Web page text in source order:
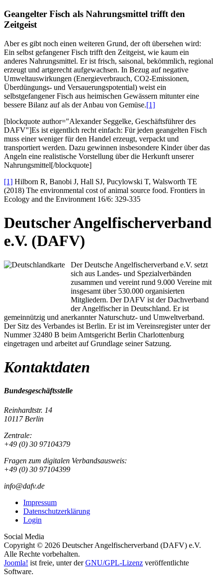
Geangelter Fisch als Nahrungsmittel trifft den
Zeitgeist
Aber es gibt noch einen weiteren Grund, der oft übersehen wird:
Ein selbst gefangener Fisch trifft den Zeitgeist, wie kaum ein
anderes Nahrungsmittel. Er ist frisch, saisonal, bekömmlich, regional
erzeugt und artgerecht aufgewachsen. In Bezug auf negative
Umweltauswirkungen (Energieverbrauch, CO2-Emissionen,
Überdüngungs- und Versauerungspotential) weist ein
selbstgefangener Fisch aus heimischen Gewässern mitunter eine
bessere Bilanz auf als der Anbau von Gemüse.[1]
[blockquote author="Alexander Seggelke, Geschäftsführer des
DAFV"]Es ist eigentlich recht einfach: Für jeden geangelten Fisch
muss einer weniger für den Handel erzeugt, verpackt und
transportiert werden. Dazu gewinnen insbesondere Kinder über das
Angeln eine realistische Vorstellung über die Herkunft unserer
Nahrungsmittel[/blockquote]
[1] Hilborn R, Banobi J, Hall SJ, Pucylowski T, Walsworth TE
(2018) The environmental cost of animal source food. Frontiers in
Ecology and the Environment 16/6: 329-335
Deutscher Angelfischerverband
e.V. (DAFV)
Der Deutsche Angelfischerverband e.V. setzt
sich aus Landes- und Spezialverbänden
zusammen und vereint rund 9.000 Vereine mit
insgesamt über 530.000 organisierten
Mitgliedern. Der DAFV ist der Dachverband
der Angelfischer in Deutschland. Er ist
gemeinnützig und anerkannter Naturschutz- und Umweltverband.
Der Sitz des Verbandes ist Berlin. Er ist im Vereinsregister unter der
Nummer 32480 B beim Amtsgericht Berlin Charlottenburg
eingetragen und arbeitet auf Grundlage seiner Satzung.
Kontaktdaten
Bundesgeschäftsstelle
Reinhardtstr. 14
10117 Berlin
Zentrale:
+49 (0) 30 97104379
Fragen zum digitalen Verbandsausweis:
+49 (0) 30 97104399
info@dafv.de
Impressum
Datenschutzerklärung
Login
Social Media
Copyright © 2026 Deutscher Angelfischerverband (DAFV) e.V.
Alle Rechte vorbehalten.
Joomla! ist freie, unter derGNU/GPL-Lizenz veröffentlichte
Software.